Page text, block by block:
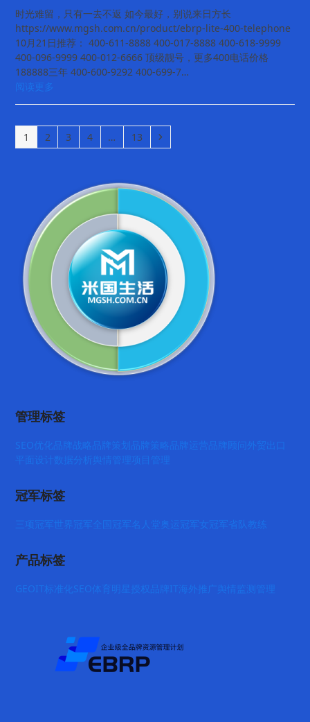
时光难留，只有一去不返 如今最好，别说来日方长
https://www.mgsh.com.cn/product/ebrp-lite-400-telephone
10月21日推荐： 400-611-8888 400-017-8888 400-618-9999
400-096-9999 400-012-6666 顶级靓号，更多400电话价格
188888三年 400-600-9292 400-699-7…
阅读更多
Page
1 Page
2 Page
3 Page
4 … Page
13 Next
管理标签
SEO优化 品牌战略 品牌策划 品牌策略 品牌运营 品牌顾问 外贸出口
平面设计数据分析 舆情管理 项目管理
冠军标签
三项冠军世界冠军全国冠军名人堂 奥运冠军 女冠军省队教练
产品标签
GEOIT标准化SEO体育明星授权 品牌IT海外推广 舆情监测管理